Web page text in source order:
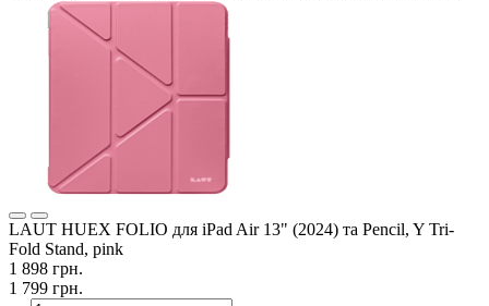
LAUT HUEX FOLIO для iPad Air 13" (2024) та Pencil, Y Tri-
Fold Stand, pink
1 898 грн.
1 799 грн.